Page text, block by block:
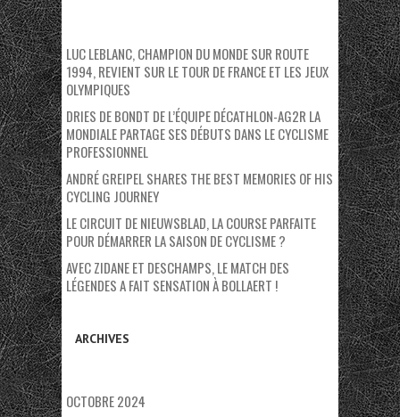
LUC LEBLANC, CHAMPION DU MONDE SUR ROUTE
1994, REVIENT SUR LE TOUR DE FRANCE ET LES JEUX
OLYMPIQUES
DRIES DE BONDT DE L’ÉQUIPE DÉCATHLON-AG2R LA
MONDIALE PARTAGE SES DÉBUTS DANS LE CYCLISME
PROFESSIONNEL
ANDRÉ GREIPEL SHARES THE BEST MEMORIES OF HIS
CYCLING JOURNEY
LE CIRCUIT DE NIEUWSBLAD, LA COURSE PARFAITE
POUR DÉMARRER LA SAISON DE CYCLISME ?
AVEC ZIDANE ET DESCHAMPS, LE MATCH DES
LÉGENDES A FAIT SENSATION À BOLLAERT !
ARCHIVES
OCTOBRE 2024